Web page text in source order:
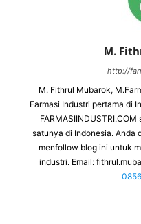
M.
http://
M. Fithrul Mubarok,
Farmasi Industri pertama di
satunya di Indonesia. Anda
menfollow blog ini untuk
industri. Email: